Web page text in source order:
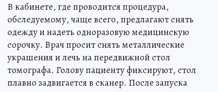
В кабинете, где проводится процедура,
обследуемому, чаще всего, предлагают снять
одежду и надеть одноразовую медицинскую
сорочку. Врач просит снять металлические
украшения и лечь на передвижной стол
томографа. Голову пациенту фиксируют, стол
плавно задвигается в сканер. После запуска